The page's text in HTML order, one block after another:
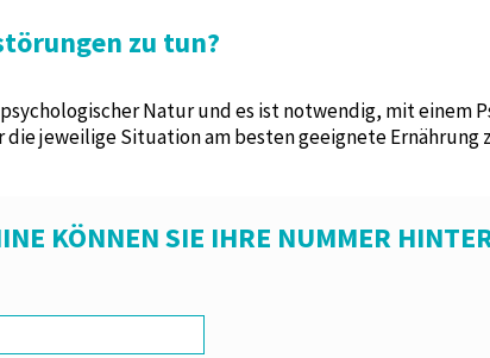
zu tun?
Natur und es ist notwendig, mit einem
jeweilige Situation am besten geeignete
KÖNNEN SIE IHRE NUMMER